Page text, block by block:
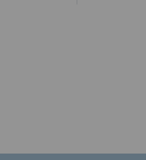
Derechos: